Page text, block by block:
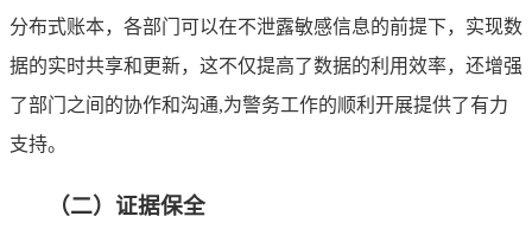
分布式账本，各部门可以在不泄露敏感信息的前提下，实现数
据的实时共享和更新，这不仅提高了数据的利用效率，还增强
了部门之间的协作和沟通,为警务工作的顺利开展提供了有力
支持。
（二）证据保全